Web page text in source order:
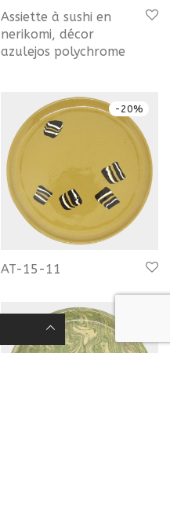
Assiette à sushi en
nerikomi, décor
azulejos polychrome
- 20%
AT-15-11